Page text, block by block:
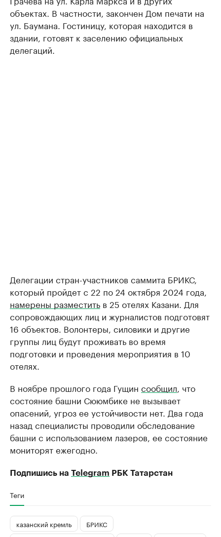
объектах. В частности, закончен Дом печати на
ул. Баумана. Гостиницу, которая находится в
здании, готовят к заселению официальных
делегаций.
Делегации стран-участников саммита БРИКС,
который пройдет с 22 по 24 октября 2024 года,
намерены разместить в 25 отелях Казани. Для
сопровождающих лиц и журналистов подготовят
16 объектов. Волонтеры, силовики и другие
группы лиц будут проживать во время
подготовки и проведения мероприятия в 10
отелях.
В ноябре прошлого года Гущин сообщил , что
состояние башни Сююмбике не вызывает
опасений, угроз ее устойчивости нет. Два года
назад специалисты проводили обследование
башни с использованием лазеров, ее состояние
мониторят ежегодно.
Подпишись на Telegram РБК Татарстан
Теги
казанский кремль
БРИКС